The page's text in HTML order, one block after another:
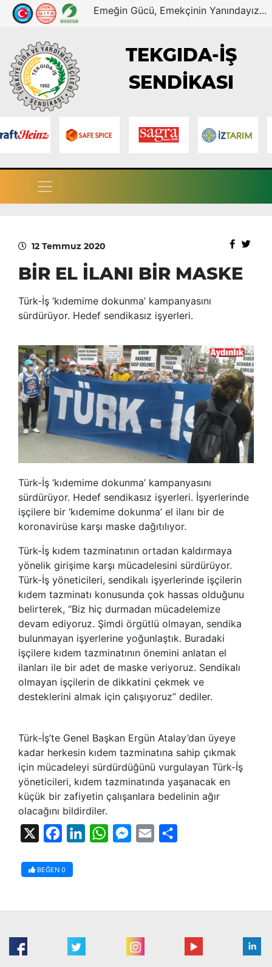
Emeğin Gücü, Emekçinin Yanındayız...
TEKGIDA-İŞ
SENDİKASI
12 Temmuz 2020
BİR EL İLANI BİR MASKE
Türk-İş ‘kıdemime dokunma’ kampanyasını
sürdürüyor. Hedef sendikasız işyerleri.
Türk-İş ‘kıdemime dokunma’ kampanyasını
sürdürüyor. Hedef sendikasız işyerleri. İşyerlerinde
işçilere bir ‘kıdemime dokunma’ el ilanı bir de
koronavirüse karşı maske dağıtılıyor.
Türk-İş kıdem tazminatının ortadan kaldırmaya
yönelik girişime karşı mücadelesini sürdürüyor.
Türk-İş yöneticileri, sendikalı işyerlerinde işçilerin
kıdem tazminatı konusunda çok hassas olduğunu
belirterek, “Biz hiç durmadan mücadelemize
devam ediyoruz. Şimdi örgütlü olmayan, sendika
bulunmayan işyerlerine yoğunlaştık. Buradaki
işçilere kıdem tazminatının önemini anlatan el
ilanları ile bir adet de maske veriyoruz. Sendikalı
olmayan işçilerin de dikkatini çekmek ve
desteklerini almak için çalışıyoruz” dediler.
Türk-İş’te Genel Başkan Ergün Atalay’dan üyeye
kadar herkesin kıdem tazminatına sahip çıkmak
için mücadeleyi sürdürdüğünü vurgulayan Türk-İş
yöneticileri, kıdem tazminatında yaşanacak en
küçük bir zafiyetin çalışanlara bedelinin ağır
olacağını bildirdiler.
FacebookLinkedInWhatsAppMessenger
Email
BEĞEN 0